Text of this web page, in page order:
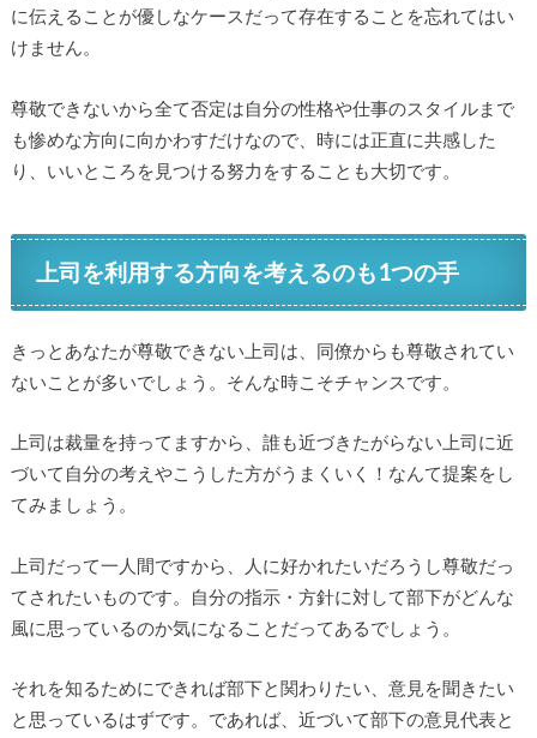
に伝えることが優しなケースだって存在することを忘れてはい
けません。
尊敬できないから全て否定は自分の性格や仕事のスタイルまで
も惨めな方向に向かわすだけなので、時には正直に共感した
り、いいところを見つける努力をすることも大切です。
上司を利用する方向を考えるのも1つの手
きっとあなたが尊敬できない上司は、同僚からも尊敬されてい
ないことが多いでしょう。そんな時こそチャンスです。
上司は裁量を持ってますから、誰も近づきたがらない上司に近
づいて自分の考えやこうした方がうまくいく！なんて提案をし
てみましょう。
上司だって一人間ですから、人に好かれたいだろうし尊敬だっ
てされたいものです。自分の指示・方針に対して部下がどんな
風に思っているのか気になることだってあるでしょう。
それを知るためにできれば部下と関わりたい、意見を聞きたい
と思っているはずです。であれば、近づいて部下の意見代表と